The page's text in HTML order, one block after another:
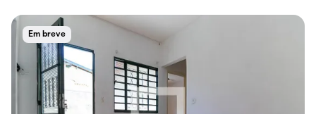
Em breve